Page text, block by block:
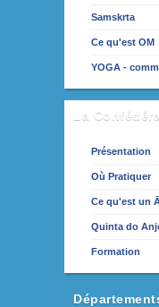
Samskrta
Ce qu'est OM
YOGA -
La
Présentation
Où Pratiquer
Ce qu'est un
Quinta do
Formation